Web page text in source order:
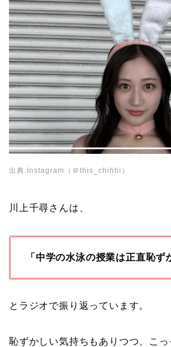
出典:Instagram（＠this_chihhi）
川上千尋さんは、
「中学の水泳の授業は正直恥ず
とラジオで振り返っています。
恥ずかしい気持ちもありつつ、こ